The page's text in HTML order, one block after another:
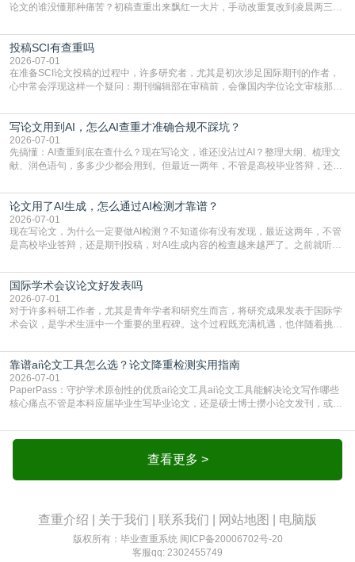
论文的谁没懂那种痛苦？初稿查重出来飘红一大片，手动改重复改到凌晨两三
到秃头。这时候靠谱的AI降重真的就是救命稻草，选对工具，半天就能搞定你两
三天都做不完的事。不是所有人都需要用AI降重，但如果你符合下面这些场景，
真的可以试试：初稿写完重复率远超要
投稿SCI有查重吗
2026-07-01
在准备SCI论文投稿的过程中，许多研究者，尤其是初次涉足国际期刊的作者，
心中常会浮现这样一个疑问：期刊编辑部在审稿前，会像国内学位论文审核那
论文的初审通过率。实际上，SCI期刊对重复内容的审查是严谨投稿流程中不可
或缺的一环。本篇AEIC学术交流中心小编就为大家介绍“投稿SCI有查重吗”。
一、查重是标准流程答案是明确的：绝大多数S
写论文用到AI，怎么AI查重才准确合规不踩坑？
2026-07-01
先搞懂：AI查重到底在查什么？现在写论文，谁还没沾过AI？整理大纲、梳理文
献、润色语句，多多少少都会用到。但最近一两年，不管是高校毕业答辩，还是
须加做AI查重。很多人分不清，AI查重和普通查重到底有啥区别？这里说透：普
通查重查的是你的文字和已公开文献的重复比例，防的是抄袭；AI查重查的是你
的内容里，有多少是AI生成的，防的是过
论文用了AI生成，怎么通过AI检测才靠谱？
2026-07-01
现在写论文，为什么一定要做AI检测？不知道你有没有发现，最近这两年，不管
是高校毕业答辩，还是期刊投稿，对AI生成内容的检查越来越严了。之前就听身
要求修改，还差点被判定学术不规范，真的太冤了。现在国内多数高校和核心期
刊，都已经明确出台了相关规定：如果使用AI生成内容辅助写作，必须明确标
注，未标注的AI生成内容会被认定为不符合学
国际学术会议论文好发表吗
2026-07-01
对于许多科研工作者，尤其是青年学者和研究生而言，将研究成果发表于国际学
术会议，是学术生涯中一个重要的里程碑。这个过程既充满机遇，也伴随着挑
疑问：国际学术会议论文到底好不好发表？其价值和难度究竟如何衡量。本篇
AEIC学术交流中心小编就为大家介绍“国际学术会议论文好发表吗”。一、会议论
文发表的相对优势与期刊论文相比，国际会议论文的发
靠谱ai论文工具怎么选？论文降重检测实用指南
2026-07-01
PaperPass：守护学术原创性的优质ai论文工具ai论文工具能解决论文写作哪些
核心痛点不管是本科应届毕业生写毕业论文，还是硕士博士攒小论文发刊，或是
自己逐句读逐句改，熬好几个大夜不说，还经常改不到点上，交上去才发现重复
率超标，再返工太折腾。现在有了成熟的ai论文工具，这些痛点基本都能高效解
决。靠谱的ai论文工具，不止能帮你梳查看更多 >
查重介绍 关于我们 联系我们 网站地图 电脑版
版权所有：毕业查重系统 闽ICP备20006702号-20
客服qq: 2302455749